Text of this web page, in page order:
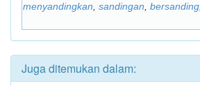
menyandingkan sandingan bersanding
Juga ditemukan dalam: